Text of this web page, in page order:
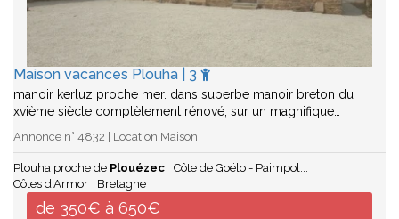
Maison vacances Plouha | 3
manoir kerluz proche mer. dans superbe manoir breton du
xvième siècle complètement rénové, sur un magnifique…
Annonce n° 4832 | Location Maison
Plouha proche de Plouézec
Côte de Goëlo - Paimpol...
Côtes d'Armor
Bretagne
de 350€ à 650€